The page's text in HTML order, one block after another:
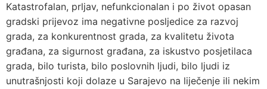
Katastrofalan, prljav, nefunkcionalan i po život opasan
gradski prijevoz ima negativne posljedice za razvoj
grada, za konkurentnost grada, za kvalitetu života
građana, za sigurnost građana, za iskustvo posjetilaca
grada, bilo turista, bilo poslovnih ljudi, bilo ljudi iz
unutrašnjosti koji dolaze u Sarajevo na liječenje ili nekim